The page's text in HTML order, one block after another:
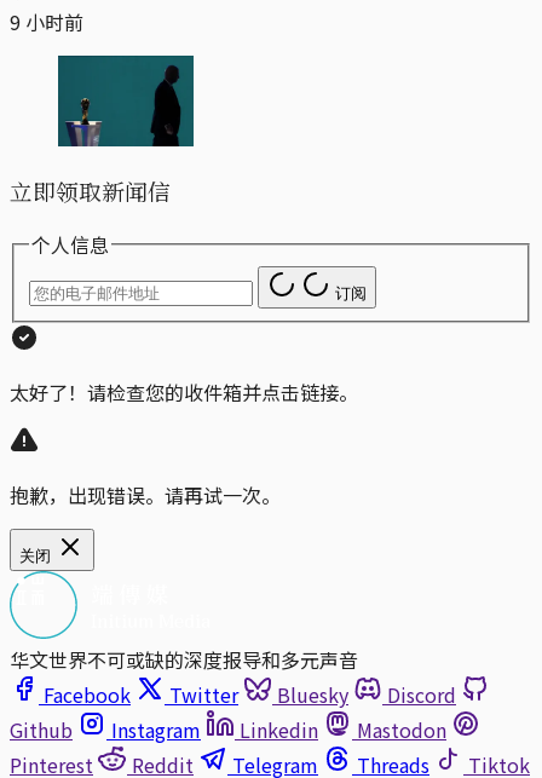
9 小时前
立即领取新闻信
个人信息
订阅
太好了！请检查您的收件箱并点击链接。
抱歉，出现错误。请再试一次。
关闭
华文世界不可或缺的深度报导和多元声音
Facebook
Twitter Bluesky
Discord
Github
Instagram Linkedin
Mastodon
Pinterest
Reddit Telegram Threads Tiktok